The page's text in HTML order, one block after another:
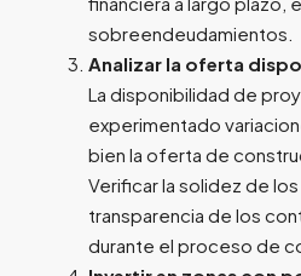
sobreendeudamientos.
Analizar la oferta
La disponibilidad de
experimentado
bien la oferta de
Verificar la solidez de
transparencia de los
durante el proceso de